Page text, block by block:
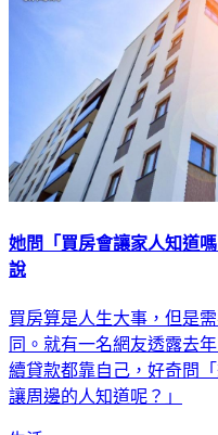
她問「買房會讓家人知道
說
買房算是人生大事，但是
同。就有一名網友透露去
續貸款都靠自己，好奇問
讓周邊的人知道呢？」